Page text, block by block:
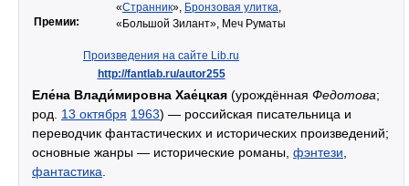
Премии:
«Странник», Бронзовая улитка,
«Большой Зилант», Меч Руматы
Произведения на сайте Lib.ru
http://fantlab.ru/autor255
Еле́на Влади́мировна Хае́цкая (урождённая Федотова;
род. 13 октября 1963) — российская писательница и
переводчик фантастических и исторических произведений;
основные жанры — исторические романы, фэнтези
фантастика